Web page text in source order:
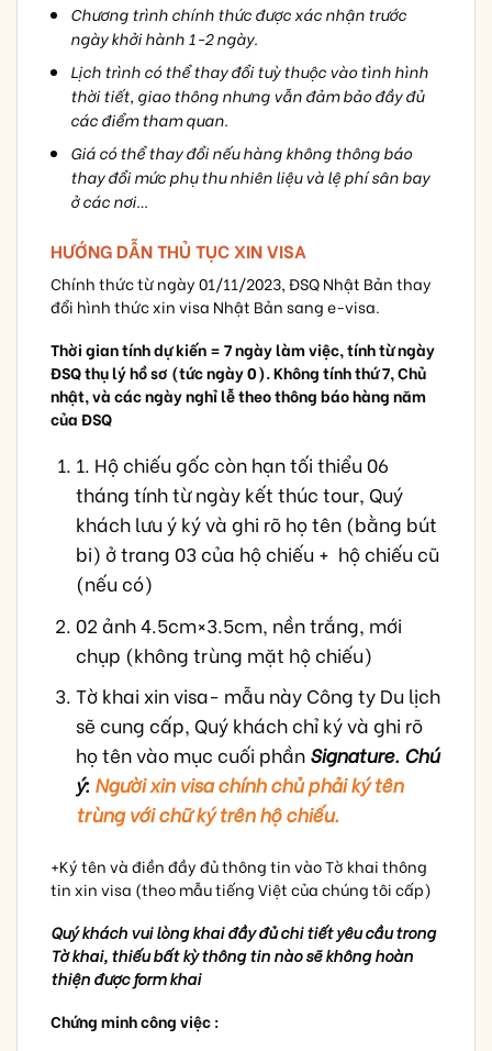
Chương trình chính thức được xác nhận trước
ngày khởi hành 1-2 ngày.
Lịch trình có thể thay đổi tuỳ thuộc vào tình hình
thời tiết, giao thông nhưng vẫn đảm bảo đầy đủ
các điểm tham quan.
Giá có thể thay đổi nếu hàng không thông báo
thay đổi mức phụ thu nhiên liệu và lệ phí sân bay
ở các nơi…
HƯỚNG DẪN THỦ TỤC XIN VISA
Chính thức từ ngày 01/11/2023, ĐSQ Nhật Bản thay
đổi hình thức xin visa Nhật Bản sange-visa.
Thời gian tính dự kiến = 7 ngày làm việc, tính từ ngày
ĐSQ thụ lý hồ sơ (tức ngày 0). Không tính thứ 7, Chủ
nhật, và các ngày nghỉ lễ theo thông báo hàng năm
của ĐSQ
1. Hộ chiếu gốc còn hạn tối thiểu 06
tháng tính từ ngày kết thúc tour, Quý
khách lưu ý ký và ghi rõ họ tên (bằng bút
bi) ở trang 03 của hộ chiếu + hộ chiếu cũ
(nếu có)
02 ảnh 4.5cm×3.5cm, nền trắng, mới
chụp (không trùng mặt hộ chiếu)
Tờ khai xin visa- mẫu này Công ty Du lịch
sẽ cung cấp, Quý khách chỉ ký và ghi rõ
họ tên vào mục cuối phầnSignature. Chú
ý: Người xin visa chính chủ phải ký tên
trùng với chữ ký trên hộ chiếu.
+Ký tên và điền đầy đủ thông tin vào Tờ khai thông
tin xin visa (theo mẫu tiếng Việt của chúng tôi cấp)
Quý khách vui lòng khai đầy đủ chi tiết yêu cầu trong
Tờ khai, thiếu bất kỳ thông tin nào sẽ không hoàn
thiện được form khai
Chứng minh công việc :